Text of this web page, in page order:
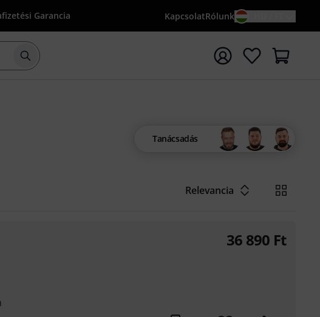
Garancia KapcsolatRólunk
Keresés indítása {searchTerm} keresőszóval
Tanácsadás
Relevancia
36 890 Ft